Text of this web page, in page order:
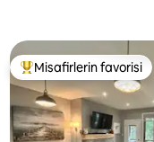
Misafirlerin
Misafirlerin favorisi